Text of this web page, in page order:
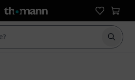
Suche